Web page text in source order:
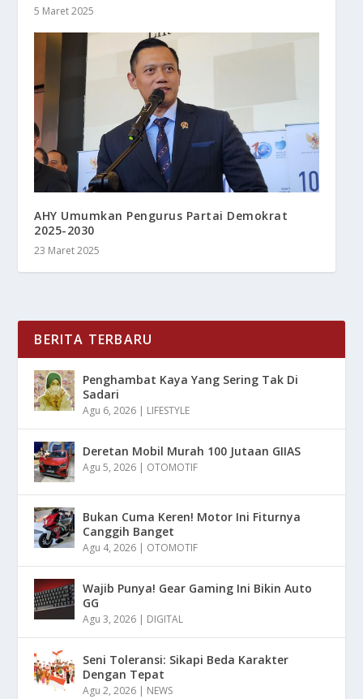
5 Maret 2025
AHY Umumkan Pengurus Partai Demokrat
2025-2030
23 Maret 2025
BERITA TERBARU
Penghambat Kaya Yang Sering Tak Di
Sadari
Agu 6, 2026 LIFESTYLE
Deretan Mobil Murah 100 Jutaan GIIAS
Agu 5, 2026 OTOMOTIF
Bukan Cuma Keren! Motor Ini Fiturnya
Canggih Banget
Agu 4, 2026 OTOMOTIF
Wajib Punya! Gear Gaming Ini Bikin Auto
GG
Agu 3, 2026 DIGITAL
Seni Toleransi: Sikapi Beda Karakter
Dengan Tepat
Agu 2, 2026 NEWS